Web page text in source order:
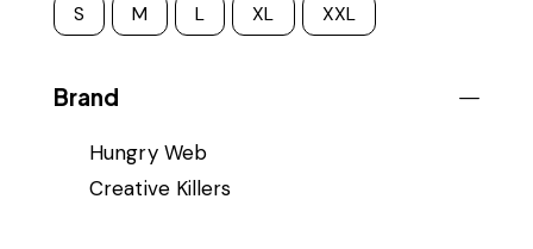
S M L XL XXL
Brand
Hungry Web
Creative Killers